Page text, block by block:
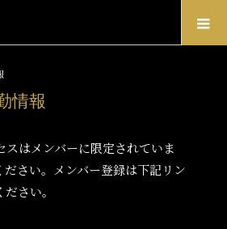
情報
スはメンバーに限定されていま
ださい。メンバー登録は下記リン
さい。